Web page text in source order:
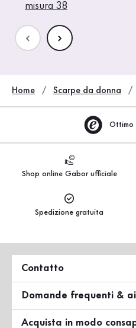
misura 38
Home Scarpe da donna
Ottimo
Shop online Gabor ufficiale
Spedizione gratuita
Contatto
Domande frequenti &
Acquista in modo